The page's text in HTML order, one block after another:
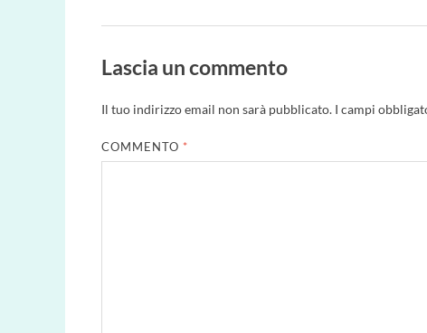
Lascia un commento
Il tuo indirizzo email non sarà pubblicato. I campi
COMMENTO *